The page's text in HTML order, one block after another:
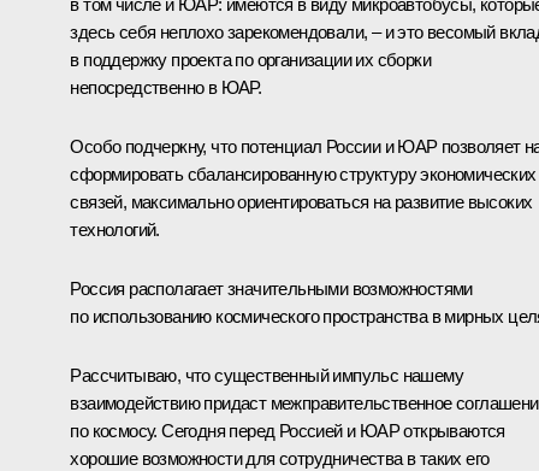
в том числе и ЮАР: имеются в виду микроавтобусы,
здесь себя неплохо зарекомендовали, – и это весомый
в поддержку проекта по организации их сборки
непосредственно в ЮАР.
Особо подчеркну, что потенциал России и ЮАР позволяет
сформировать сбалансированную структуру экономических
связей, максимально ориентироваться на развитие высоких
технологий.
Россия располагает значительными возможностями
по использованию космического пространства в мирных
Рассчитываю, что существенный импульс нашему
взаимодействию придаст межправительственное
по космосу. Сегодня перед Россией и ЮАР открываются
хорошие возможности для сотрудничества в таких его